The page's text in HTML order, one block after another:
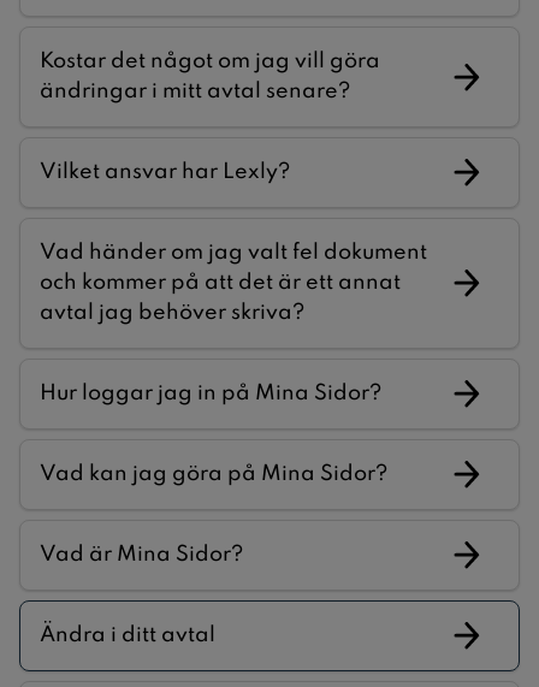
Kostar det något om jag vill göra
ändringar i mitt avtal senare?
Vilket ansvar har Lexly?
Vad händer om jag valt fel dokument
och kommer på att det är ett annat
avtal jag behöver skriva?
Hur loggar jag in på Mina Sidor?
Vad kan jag göra på Mina Sidor?
Vad är Mina Sidor?
Ändra i ditt avtal